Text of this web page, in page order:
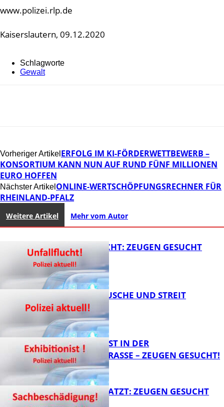
www.polizei.rlp.de
Kaiserslautern, 09.12.2020
Schlagworte
Gewalt
Vorheriger Artikel ERFOLG IM KI-FÖRDERWETTBEWERB –
KONSORTIUM KANN NUN AUF RUND FÜNF MILLIONEN
EURO HOFFEN
Nächster Artikel ONLINE-WERTSCHÖPFUNGSRECHNER FÜR
RHEINLAND-PFALZ
Weitere Artikel Mehr vom Autor
UNFALLFLUCHT: ZEUGEN GESUCHT
KNALLGERÄUSCHE UND STREIT
EXHIBITIONIST IN DER
VELMANNSTRASSE – ZEUGEN GESUCHT!
AUTO ZERKRATZT: ZEUGEN GESUCHT